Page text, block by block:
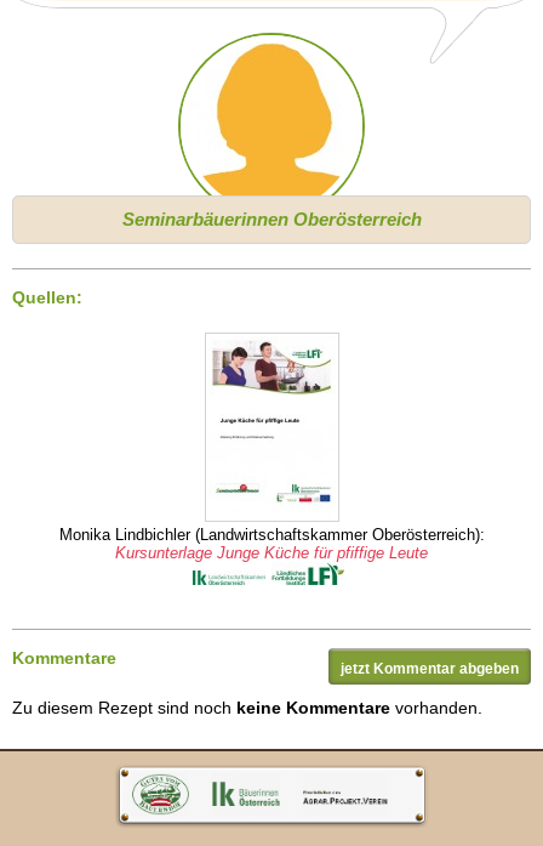
Seminarbäuerinnen Oberösterreich
Quellen:
Monika Lindbichler (Landwirtschaftskammer Oberösterreich):
Kursunterlage Junge Küche für pfiffige Leute
jetzt Kommentar abgeben
Kommentare
Zu diesem Rezept sind noch keine Kommentare vorhanden.